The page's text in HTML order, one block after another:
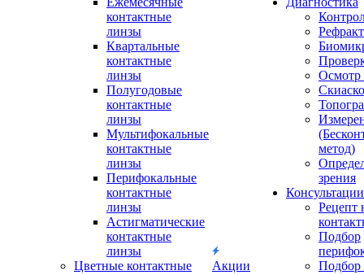
контактные
линзы
Квартальные
контактные
линзы
Полугодовые
контактные
линзы
Мультифокальные
контактные
линзы
Перифокальные
контактные
линзы
Астигматические
контактные
линзы
Цветные контактные
Акции
Осмотр
метод)
зрения
Рецепт
Подбор
Подбор